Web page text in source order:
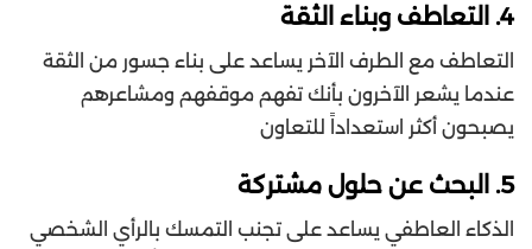
4. التعاطف وبناء الثقة
التعاطف مع الطرف الآخر يساعد على بناء جسور من الثقة
عندما يشعر الآخرون بأنك تفهم موقفهم ومشاعرهم
يصبحون أكثر استعداداً للتعاون
5. البحث عن حلول مشتركة
الذكاء العاطفي يساعد على تجنب التمسك بالرأي الشخصي